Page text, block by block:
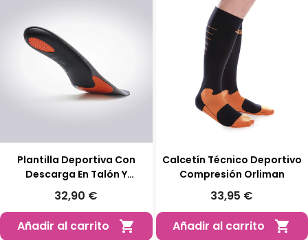
Plantilla Deportiva Con
Descarga En Talón Y
Metatarsos
32,90 €
Añadir al carrito

Calcetín Técnico Deportivo
Compresión Orliman
33,95 €
Añadir al carrito
